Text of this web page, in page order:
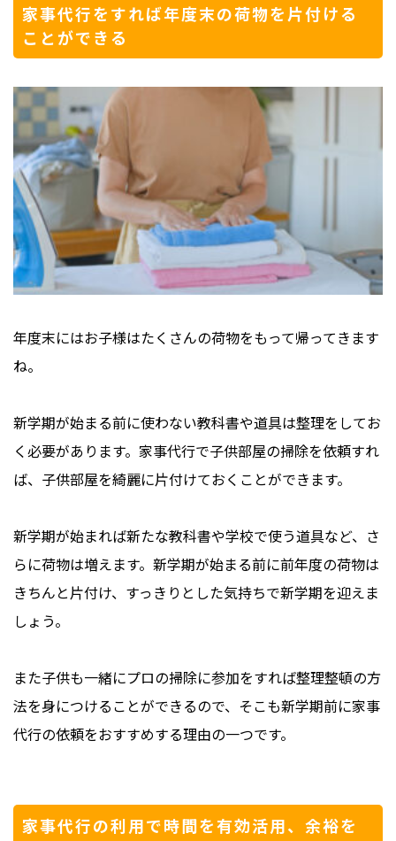
家事代行をすれば年度末の荷物を片付ける
ことができる
年度末にはお子様はたくさんの荷物をもって帰ってきます
ね。
新学期が始まる前に使わない教科書や道具は整理をしてお
く必要があります。家事代行で子供部屋の掃除を依頼すれ
ば、子供部屋を綺麗に片付けておくことができます。
新学期が始まれば新たな教科書や学校で使う道具など、さ
らに荷物は増えます。新学期が始まる前に前年度の荷物は
きちんと片付け、すっきりとした気持ちで新学期を迎えま
しょう。
また子供も一緒にプロの掃除に参加をすれば整理整頓の方
法を身につけることができるので、そこも新学期前に家事
代行の依頼をおすすめする理由の一つです。
家事代行の利用で時間を有効活用、余裕を